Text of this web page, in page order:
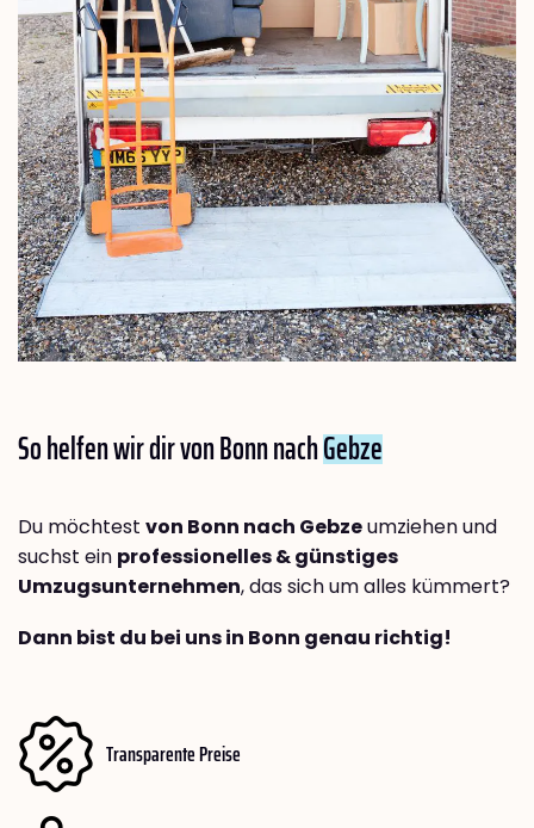
So helfen wir dir von Bonn nachGebze
Du möchtest von Bonn nach Gebzeumziehen und
suchst ein professionelles & günstiges
Umzugsunternehmen, das sich um alles kümmert?
Dann bist du bei uns in Bonn genau richtig!
Transparente Preise